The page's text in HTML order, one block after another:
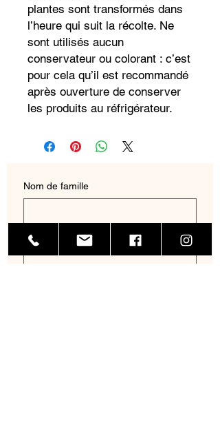
plantes sont transformés dans
l’heure qui suit la récolte. Ne
sont utilisés aucun
conservateur ou colorant : c’est
pour cela qu’il est recommandé
après ouverture de conserver
les produits au réfrigérateur.
Nom de famille
Prénom